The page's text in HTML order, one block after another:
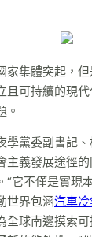
家集體突起，
且可持續的現
。
學黨委副書記
主義發展途徑
“它不僅是實現
世界包涵汽車
全球南邊摸索